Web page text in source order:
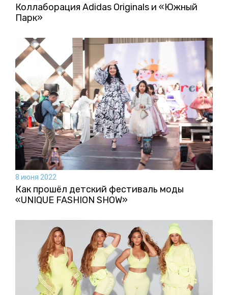
Коллаборация Аdidas Originals и «Южный
Парк»
8 июня 2022
Как прошёл детский фестиваль моды
«UNIQUE FASHION SHOW»